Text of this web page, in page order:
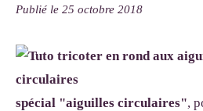
Publié le 25 octobre 2018
spécial "aiguilles circulaires",